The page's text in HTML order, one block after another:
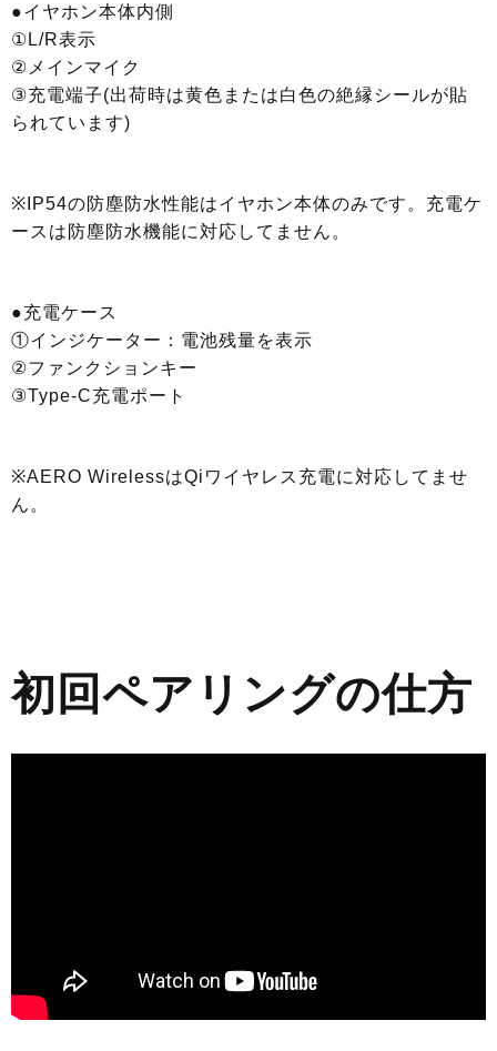
●イヤホン本体内側
①L/R表示
②メインマイク
③充電端子(出荷時は黄色または白色の絶縁シールが貼
られています)
※IP54の防塵防水性能はイヤホン本体のみです。充電ケ
ースは防塵防水機能に対応してません。
●充電ケース
①インジケーター：電池残量を表示
②ファンクションキー
③Type-C充電ポート
※AERO WirelessはQiワイヤレス充電に対応してませ
ん。
初回ペアリングの仕方